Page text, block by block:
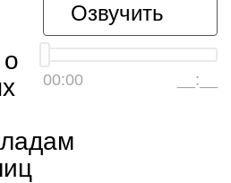
Озвучить
00:00 __:__